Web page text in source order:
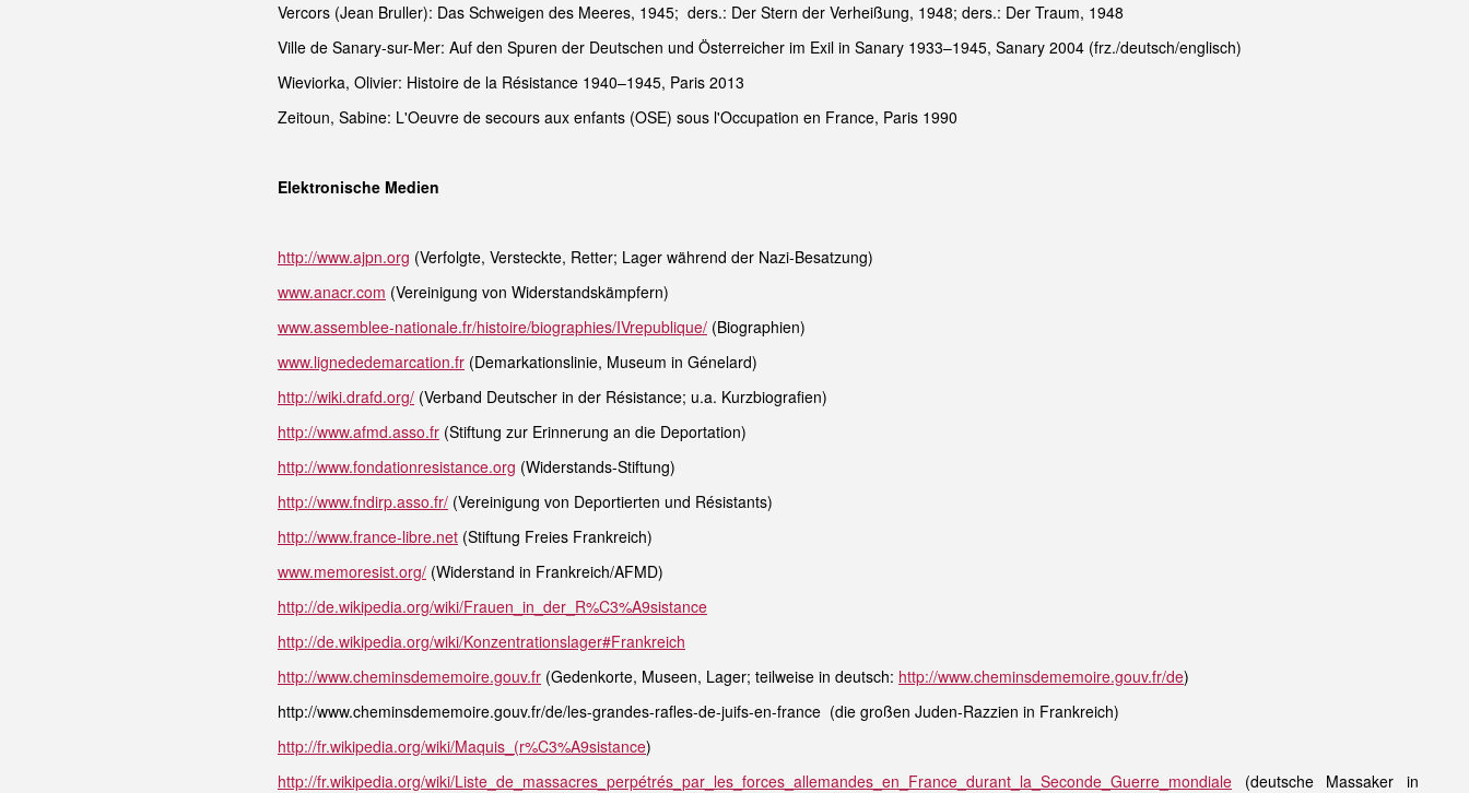
Vercors (Jean Bruller): Das Schweigen des Meeres, 1945; ders.: Der Stern der Verheißung, 1948; ders.: Der Traum, 1948
Ville de Sanary-sur-Mer: Auf den Spuren der Deutschen und Österreicher im Exil in Sanary 1933–1945, Sanary 2004 (frz./deutsch/englisch)
Wieviorka, Olivier: Histoire de la Résistance 1940–1945, Paris 2013
Zeitoun, Sabine: L'Oeuvre de secours aux enfants (OSE) sous l'Occupation en France, Paris 1990
Elektronische Medien
http://www.ajpn.org (Verfolgte, Versteckte, Retter; Lager während der Nazi-Besatzung)
www.anacr.com (Vereinigung von Widerstandskämpfern)
www.assemblee-nationale.fr/histoire/biographies/IVrepublique/ (Biographien)
www.lignededemarcation.fr (Demarkationslinie, Museum in Génelard)
http://wiki.drafd.org/ (Verband Deutscher in der Résistance; u.a. Kurzbiografien)
http://www.afmd.asso.fr (Stiftung zur Erinnerung an die Deportation)
http://www.fondationresistance.org (Widerstands-Stiftung)
http://www.fndirp.asso.fr/ (Vereinigung von Deportierten und Résistants)
http://www.france-libre.net (Stiftung Freies Frankreich)
www.memoresist.org/ (Widerstand in Frankreich/AFMD)
http://de.wikipedia.org/wiki/Frauen_in_der_R%C3%A9sistance
http://de.wikipedia.org/wiki/Konzentrationslager#Frankreich
http://www.cheminsdememoire.gouv.fr (Gedenkorte, Museen, Lager; teilweise in deutsch: http://www.cheminsdememoire.gouv.fr/de)
http://www.cheminsdememoire.gouv.fr/de/les-grandes-rafles-de-juifs-en-france (die großen Juden-Razzien in Frankreich)
http://fr.wikipedia.org/wiki/Maquis_(r%C3%A9sistance)
http://fr.wikipedia.org/wiki/Liste_de_massacres_perpétrés_par_les_forces_allemandes_en_France_durant_la_Seconde_Guerre_mondiale (deutsche Massaker in